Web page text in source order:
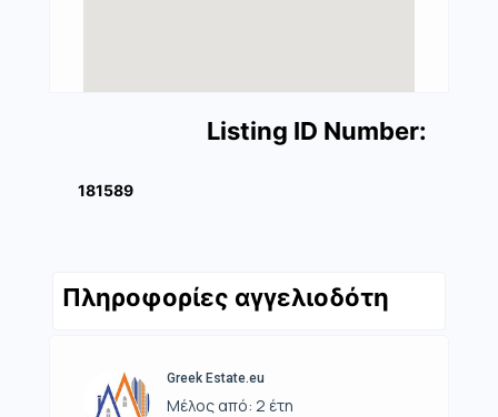
Listing ID Number:
181589
Πληροφορίες αγγελιοδότη
Greek Estate.eu
Μέλος από: 2 έτη